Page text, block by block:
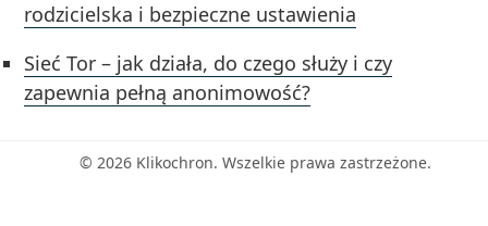
rodzicielska i bezpieczne ustawienia
Sieć Tor – jak działa, do czego służy i czy
zapewnia pełną anonimowość?
© 2026 Klikochron. Wszelkie prawa zastrzeżone.